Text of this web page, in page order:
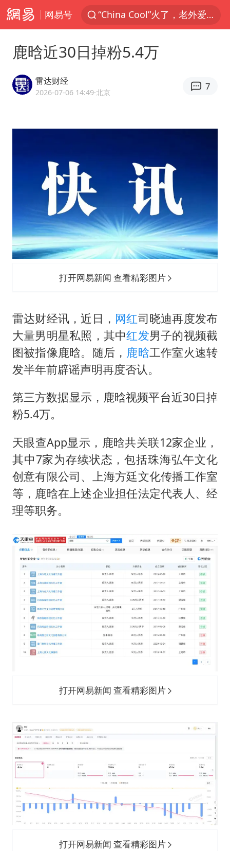
网易号
“China Cool”火了，老外爱上中国避暑游
用AI造出新病毒意味着什么
浙江最强风雨时段已锁定
台风白海豚登陆点缩圈
上半年国内居民出游人次34.63亿
女子被狗舔脚确诊三级暴露 医生回应
台州《告全体市民书》：非必要不外出
夯实基础开新局
鹿晗近30日掉粉5.4万
雷达财经
2026-07-06 14:49·北京
7
打开网易新闻 查看精彩图片
雷达财经讯，近日， 网红司晓迪再度发布
大量男明星私照，其中红发男子的视频截
图被指像鹿晗。随后， 鹿晗工作室火速转
发半年前辟谣声明再度否认。
第三方数据显示，鹿晗视频平台近30日掉
粉5.4万。
天眼查App显示，鹿晗共关联12家企业，
其中7家为存续状态，包括珠海弘午文化
创意有限公司、上海方廷文化传播工作室
等，鹿晗在上述企业担任法定代表人、经
理等职务。
打开网易新闻 查看精彩图片
打开网易新闻 查看精彩图片